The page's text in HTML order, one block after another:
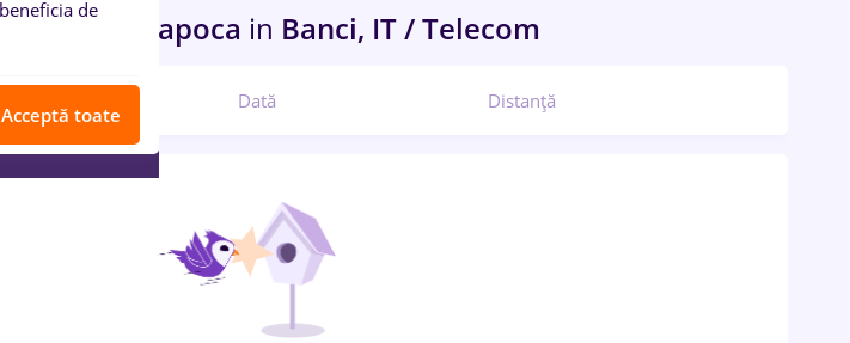
inCluj-Napoca in Banci, IT / Telecom
Dată Distanță
de
Acceptă toate